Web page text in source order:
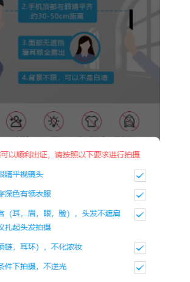
证，拍摄时请按照以下要求：
睛平视镜头
穿着深色有领衣服
（耳、眉、眼、脸），头发不遮肩膀。